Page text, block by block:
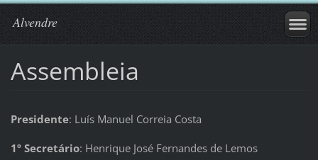
Alvendre
Assembleia
Presidente: Luís Manuel Correia Costa
1º Secretário: Henrique José Fernandes de Lemos